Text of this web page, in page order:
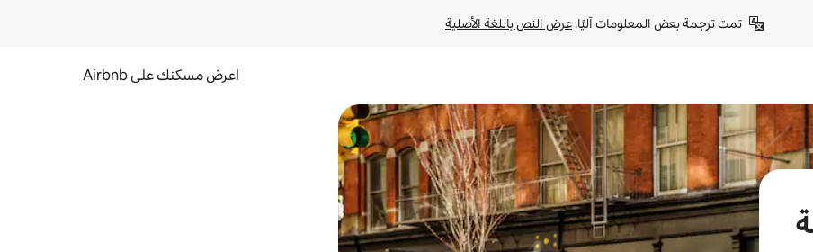
تمت ترجمة بعض المعلومات آليًا. عرض النص باللغة الأصلية
اعرض مسكنك على Airbnb